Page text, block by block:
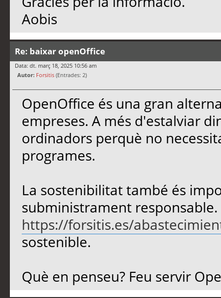
Aobis
Re: baixar openOffice
Data: dt. març 18, 2025 10:56 am
Autor: Forsitis (Entrades: 2)
OpenOffice és una gran
empreses. A més d'estalviar
ordinadors perquè no
programes.
La sostenibilitat també és
subministrament
https://forsitis.es/
sostenible.
Què en penseu? Feu servir